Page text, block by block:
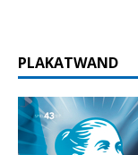
PLAKATWAND